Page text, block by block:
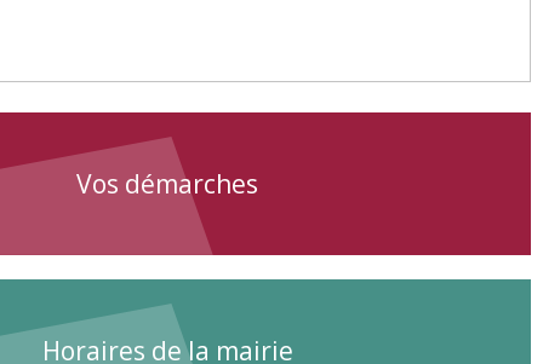
Vos démarches
Horaires de la mairie